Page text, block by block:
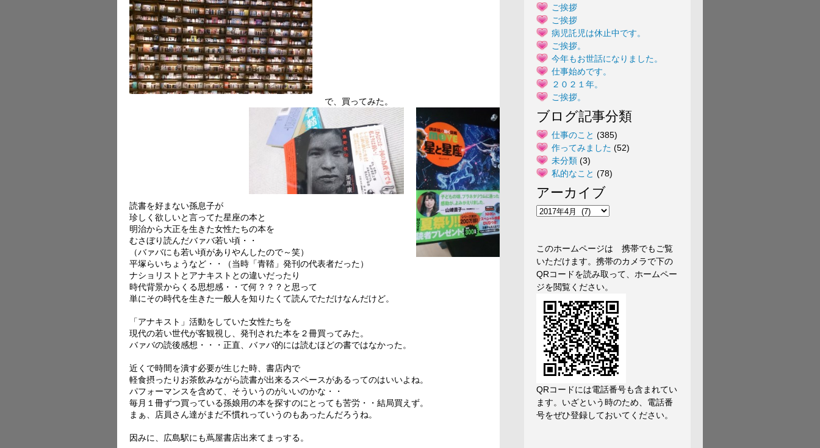
で、買ってみた。
読書を好まない孫息子が
珍しく欲しいと言ってた星座の本と
明治から大正を生きた女性たちの本を
むさぼり読んだバァバ若い頃・・
（バァバにも若い頃がありやんしたので～笑）
平塚らいちょうなど・・（当時「青鞜」発刊の代表者だった）
ナショリストとアナキストとの違いだったり
時代背景からくる思想感・・て何？？？と思って
単にその時代を生きた一般人を知りたくて読んでただけなんだけど。
「アナキスト」活動をしていた女性たちを
現代の若い世代が客観視し、発刊された本を２冊買ってみた。
バァバの読後感想・・・正直、バァバ的には読むほどの書ではなかった。
近くで時間を潰す必要が生じた時、書店内で
軽食摂ったりお茶飲みながら読書が出来るスペースがあるってのはいいよね。
パフォーマンスを含めて、そういうのがいいのかな・・
毎月１冊ずつ買っている孫娘用の本を探すのにとっても苦労・・結局買えず。
まぁ、店員さん達がまだ不慣れっていうのもあったんだろうね。
因みに、広島駅にも蔦屋書店出来てまっする。
ご挨拶
ご挨拶
病児託児は休止中です。
ご挨拶。
今年もお世話になりました。
仕事始めです。
２０２１年。
ご挨拶。
ブログ記事分類
仕事のこと (385)
作ってみました (52)
未分類 (3)
私的なこと (78)
アーカイブ
ア
イ
ブ
このホームページは 携帯でもご覧
いただけます。携帯のカメラで下の
QRコードを読み取って、ホームペー
ジを閲覧ください。
QRコードには電話番号も含まれてい
ます。いざという時のため、電話番
号をぜひ登録しておいてください。